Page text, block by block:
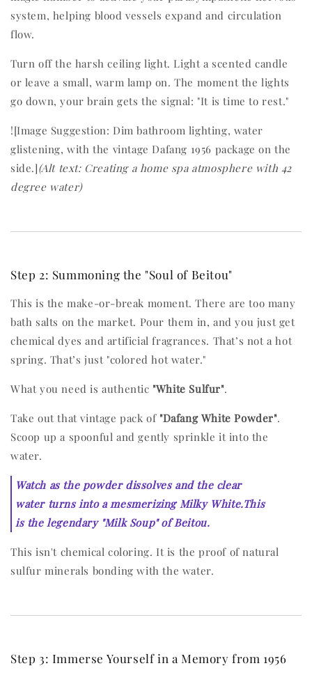
system, helping blood vessels expand and circulation
flow.
Turn off the harsh ceiling light. Light a scented candle
or leave a small, warm lamp on. The moment the lights
go down, your brain gets the signal: "It is time to rest."
![Image Suggestion: Dim bathroom lighting, water
glistening, with the vintage Dafang 1956 package on the
side.](Alt text: Creating a home spa atmosphere with 42
degree water)
Step 2: Summoning the "Soul of Beitou"
This is the make-or-break moment. There are too many
bath salts on the market. Pour them in, and you just get
chemical dyes and artificial fragrances. That’s not a hot
spring. That’s just "colored hot water."
What you need is authentic "White Sulfur".
Take out that vintage pack of "Dafang White Powder".
Scoop up a spoonful and gently sprinkle it into the
water.
Watch as the powder dissolves and the clear
water turns into a mesmerizing Milky White.This
is the legendary "Milk Soup" of Beitou.
This isn't chemical coloring. It is the proof of natural
sulfur minerals bonding with the water.
Step 3: Immerse Yourself in a Memory from 1956